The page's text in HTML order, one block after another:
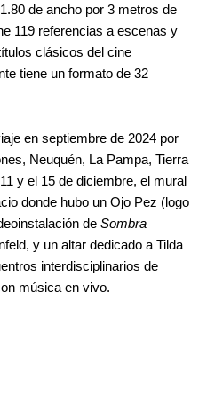
de ancho por 3 metros de
119 referencias a escenas y
clásicos del cine
tiene un formato de 32
en septiembre de 2024 por
Neuquén, La Pampa, Tierra
y el 15 de diciembre, el mural
donde hubo un Ojo Pez (logo
de Sombra
y un altar dedicado a Tilda
interdisciplinarios de
música en vivo.